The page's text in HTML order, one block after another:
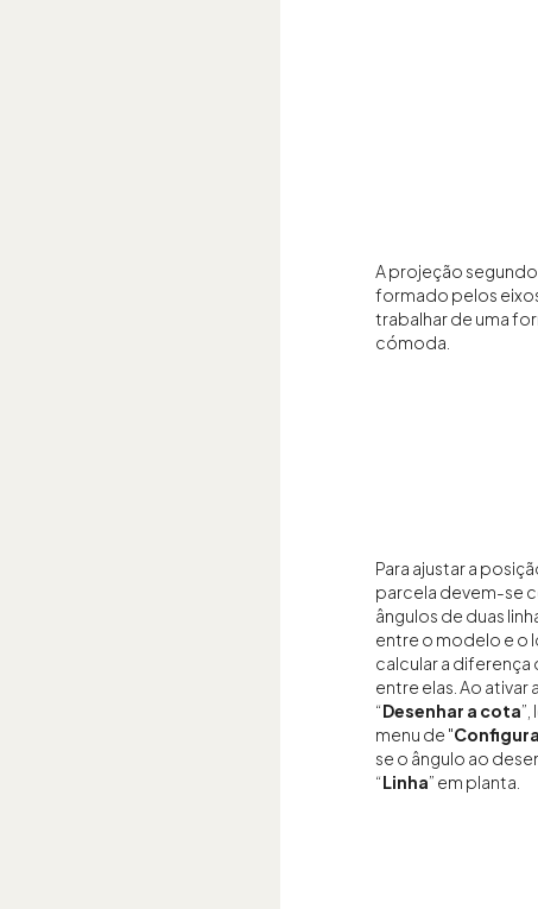
A projeção
formado pelos
trabalhar de uma
cómoda.
Para ajustar a
parcela devem-se
ângulos de duas
entre o modelo e o
calcular a diferença
entre elas. Ao ativar
“Desenhar a cota
menu de "
se o ângulo ao
“Linha” em planta.